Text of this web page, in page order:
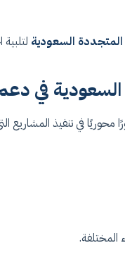
السعودية
في
محوريًا في تنفيذ المشاريع